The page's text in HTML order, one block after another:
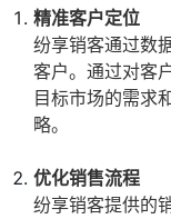
精准客户定位
纷享销客通过数
客户。通过对客
目标市场的需求
略。
优化销售流程
纷享销客提供的